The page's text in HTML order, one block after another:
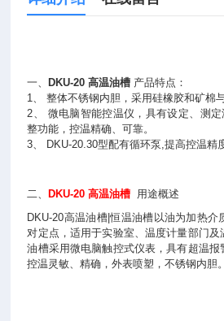
一、 DKU-20 高温油槽 产品特点：
1、 整体不锈钢内胆，采用硅橡胶和矿棉
2、 微电脑智能控温仪，具有设定、测
整功能，控温精确、可靠。
3、 DKU-20.30型配有循环泵,提高控温精
二、 DKU-20 高温油槽 用途概述
DKU-20高温油槽|恒温油槽以油为加热
对定点，适用于实验室、温度计量部门
油槽采用微电脑触控式仪表，具有超温
控温灵敏、精确，外表喷塑，不锈钢内胆。